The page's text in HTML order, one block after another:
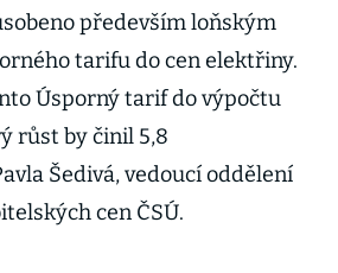
především loňským
tarifu do cen elektřiny.
Úsporný tarif do výpočtu
růst by činil 5,8
Šedivá, vedoucí oddělení
cen ČSÚ.